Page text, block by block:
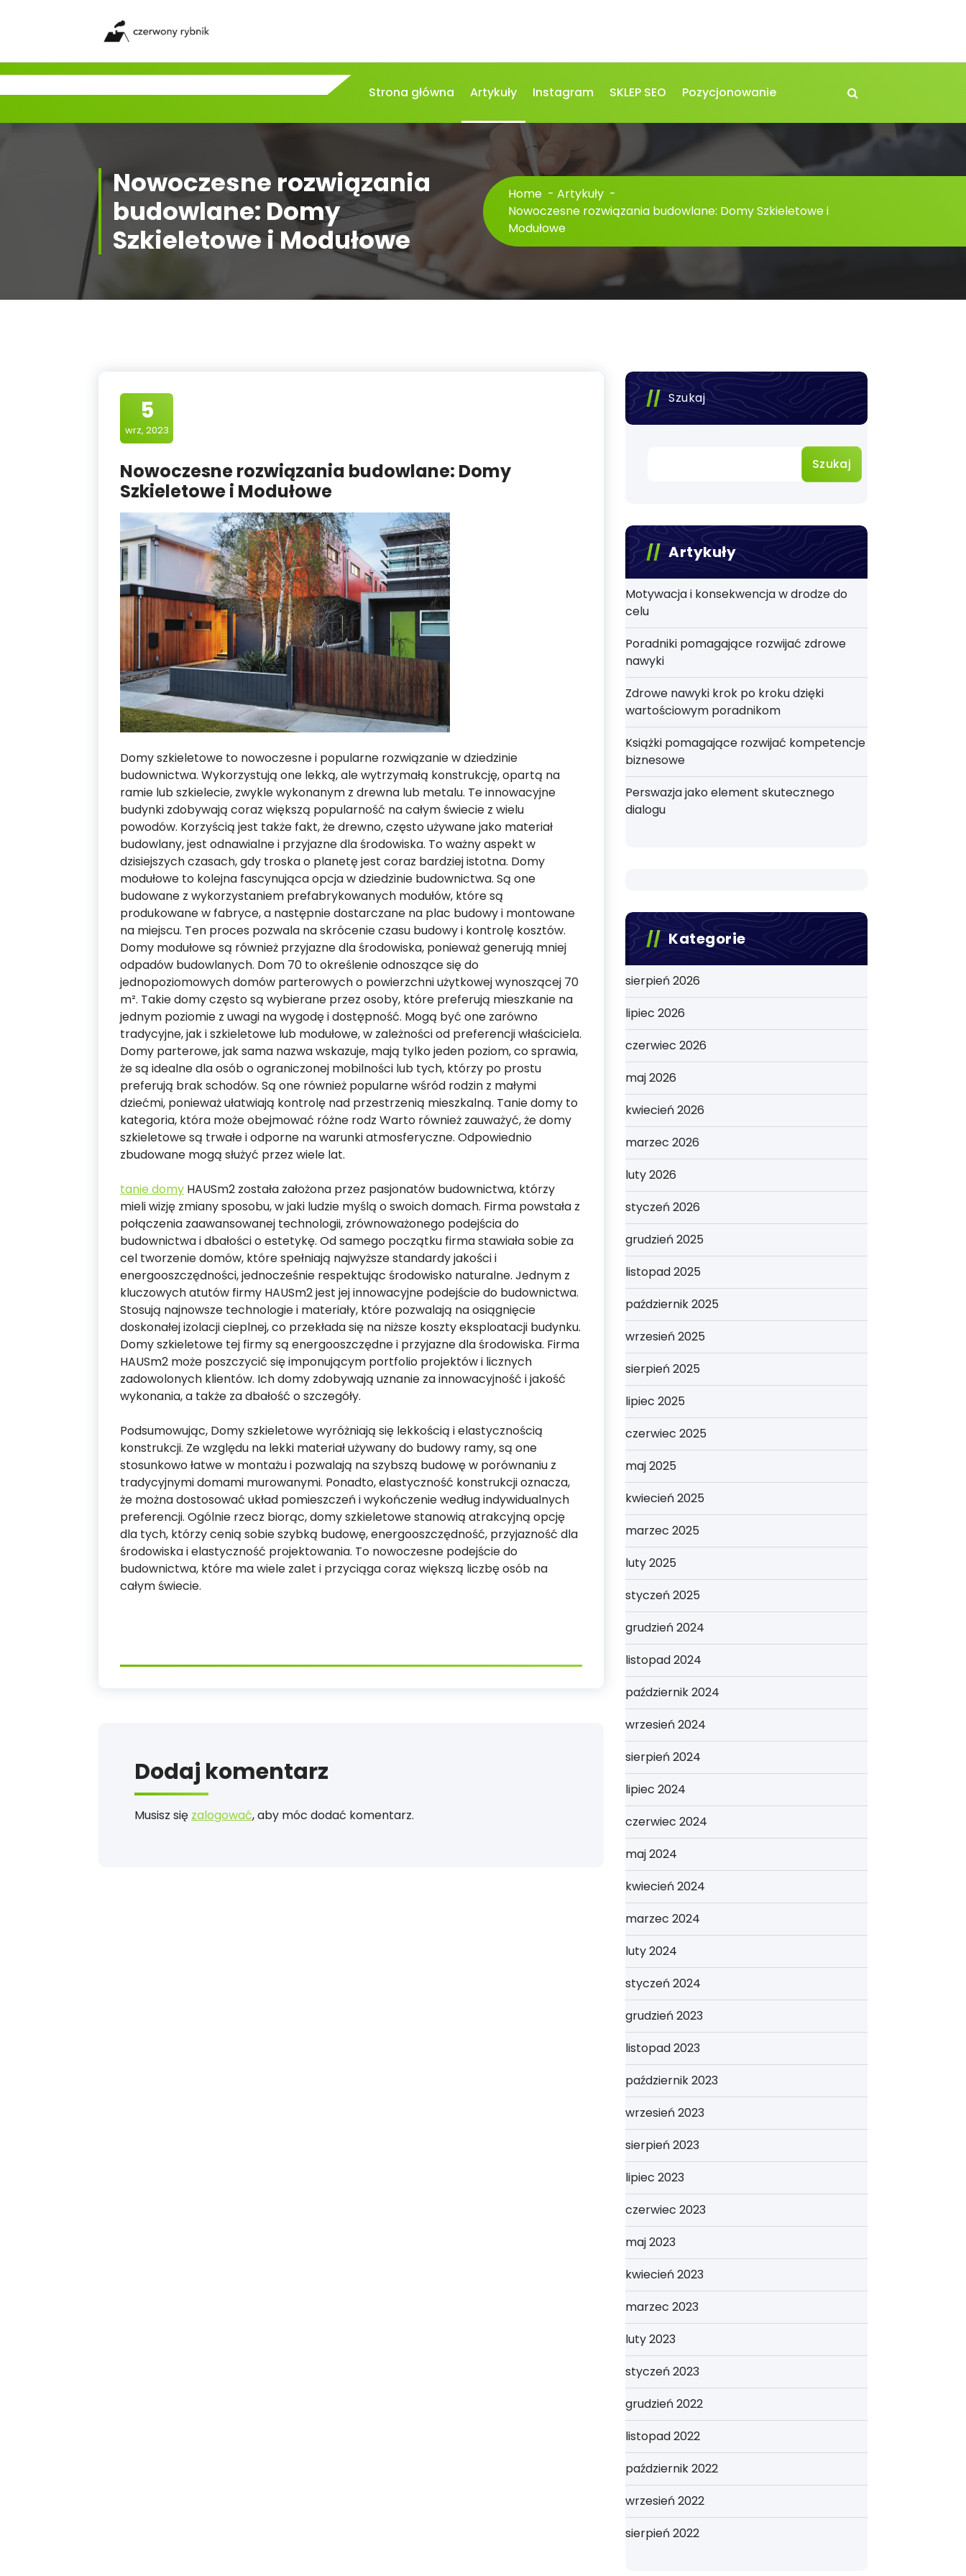
Strona główna Artykuły Instagram SKLEP SEO Pozycjonowanie
Nowoczesne rozwiązania
budowlane: Domy
Szkieletowe i Modułowe
Home - Artykuły -
Nowoczesne rozwiązania budowlane: Domy Szkieletowe i
Modułowe
5
wrz, 2023
Nowoczesne rozwiązania budowlane: Domy
Szkieletowe i Modułowe
Domy szkieletowe to nowoczesne i popularne rozwiązanie w dziedzinie
budownictwa. Wykorzystują one lekką, ale wytrzymałą konstrukcję, opartą na
ramie lub szkielecie, zwykle wykonanym z drewna lub metalu. Te innowacyjne
budynki zdobywają coraz większą popularność na całym świecie z wielu
powodów. Korzyścią jest także fakt, że drewno, często używane jako materiał
budowlany, jest odnawialne i przyjazne dla środowiska. To ważny aspekt w
dzisiejszych czasach, gdy troska o planetę jest coraz bardziej istotna. Domy
modułowe to kolejna fascynująca opcja w dziedzinie budownictwa. Są one
budowane z wykorzystaniem prefabrykowanych modułów, które są
produkowane w fabryce, a następnie dostarczane na plac budowy i montowane
na miejscu. Ten proces pozwala na skrócenie czasu budowy i kontrolę kosztów.
Domy modułowe są również przyjazne dla środowiska, ponieważ generują mniej
odpadów budowlanych. Dom 70 to określenie odnoszące się do
jednopoziomowych domów parterowych o powierzchni użytkowej wynoszącej 70
m². Takie domy często są wybierane przez osoby, które preferują mieszkanie na
jednym poziomie z uwagi na wygodę i dostępność. Mogą być one zarówno
tradycyjne, jak i szkieletowe lub modułowe, w zależności od preferencji właściciela.
Domy parterowe, jak sama nazwa wskazuje, mają tylko jeden poziom, co sprawia,
że ​​są idealne dla osób o ograniczonej mobilności lub tych, którzy po prostu
preferują brak schodów. Są one również popularne wśród rodzin z małymi
dziećmi, ponieważ ułatwiają kontrolę nad przestrzenią mieszkalną. Tanie domy to
kategoria, która może obejmować różne rodz Warto również zauważyć, że domy
szkieletowe są trwałe i odporne na warunki atmosferyczne. Odpowiednio
zbudowane mogą służyć przez wiele lat.
tanie domy HAUSm2 została założona przez pasjonatów budownictwa, którzy
mieli wizję zmiany sposobu, w jaki ludzie myślą o swoich domach. Firma powstała z
połączenia zaawansowanej technologii, zrównoważonego podejścia do
budownictwa i dbałości o estetykę. Od samego początku firma stawiała sobie za
cel tworzenie domów, które spełniają najwyższe standardy jakości i
energooszczędności, jednocześnie respektując środowisko naturalne. Jednym z
kluczowych atutów firmy HAUSm2 jest jej innowacyjne podejście do budownictwa.
Stosują najnowsze technologie i materiały, które pozwalają na osiągnięcie
doskonałej izolacji cieplnej, co przekłada się na niższe koszty eksploatacji budynku.
Domy szkieletowe tej firmy są energooszczędne i przyjazne dla środowiska. Firma
HAUSm2 może poszczycić się imponującym portfolio projektów i licznych
zadowolonych klientów. Ich domy zdobywają uznanie za innowacyjność i jakość
wykonania, a także za dbałość o szczegóły.
Podsumowując, Domy szkieletowe wyróżniają się lekkością i elastycznością
konstrukcji. Ze względu na lekki materiał używany do budowy ramy, są one
stosunkowo łatwe w montażu i pozwalają na szybszą budowę w porównaniu z
tradycyjnymi domami murowanymi. Ponadto, elastyczność konstrukcji oznacza,
że ​​można dostosować układ pomieszczeń i wykończenie według indywidualnych
preferencji. Ogólnie rzecz biorąc, domy szkieletowe stanowią atrakcyjną opcję
dla tych, którzy cenią sobie szybką budowę, energooszczędność, przyjazność dla
środowiska i elastyczność projektowania. To nowoczesne podejście do
budownictwa, które ma wiele zalet i przyciąga coraz większą liczbę osób na
całym świecie.
Dodaj komentarz
Musisz się zalogować, aby móc dodać komentarz.
Szukaj
Szukaj
Artykuły
Motywacja i konsekwencja w drodze do
celu
Poradniki pomagające rozwijać zdrowe
nawyki
Zdrowe nawyki krok po kroku dzięki
wartościowym poradnikom
Książki pomagające rozwijać kompetencje
biznesowe
Perswazja jako element skutecznego
dialogu
Kategorie
sierpień 2026
lipiec 2026
czerwiec 2026
maj 2026
kwiecień 2026
marzec 2026
luty 2026
styczeń 2026
grudzień 2025
listopad 2025
październik 2025
wrzesień 2025
sierpień 2025
lipiec 2025
czerwiec 2025
maj 2025
kwiecień 2025
marzec 2025
luty 2025
styczeń 2025
grudzień 2024
listopad 2024
październik 2024
wrzesień 2024
sierpień 2024
lipiec 2024
czerwiec 2024
maj 2024
kwiecień 2024
marzec 2024
luty 2024
styczeń 2024
grudzień 2023
listopad 2023
październik 2023
wrzesień 2023
sierpień 2023
lipiec 2023
czerwiec 2023
maj 2023
kwiecień 2023
marzec 2023
luty 2023
styczeń 2023
grudzień 2022
listopad 2022
październik 2022
wrzesień 2022
sierpień 2022